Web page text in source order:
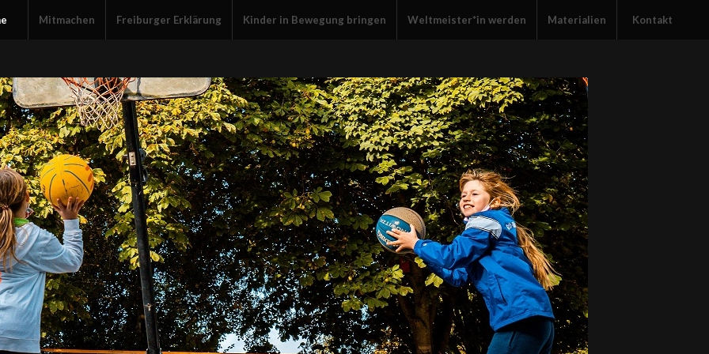
Mitmachen Freiburger Erklärung Kinder in Bewegung bringen Weltmeister*in werden Materialien Kontakt